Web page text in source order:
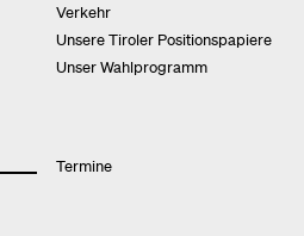
Verkehr
Unsere Tiroler Positionspapiere
Unser Wahlprogramm
Termine